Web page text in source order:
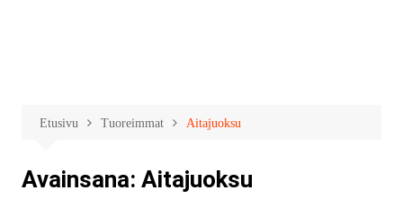
Etusivu Tuoreimmat Aitajuoksu
Avainsana: Aitajuoksu